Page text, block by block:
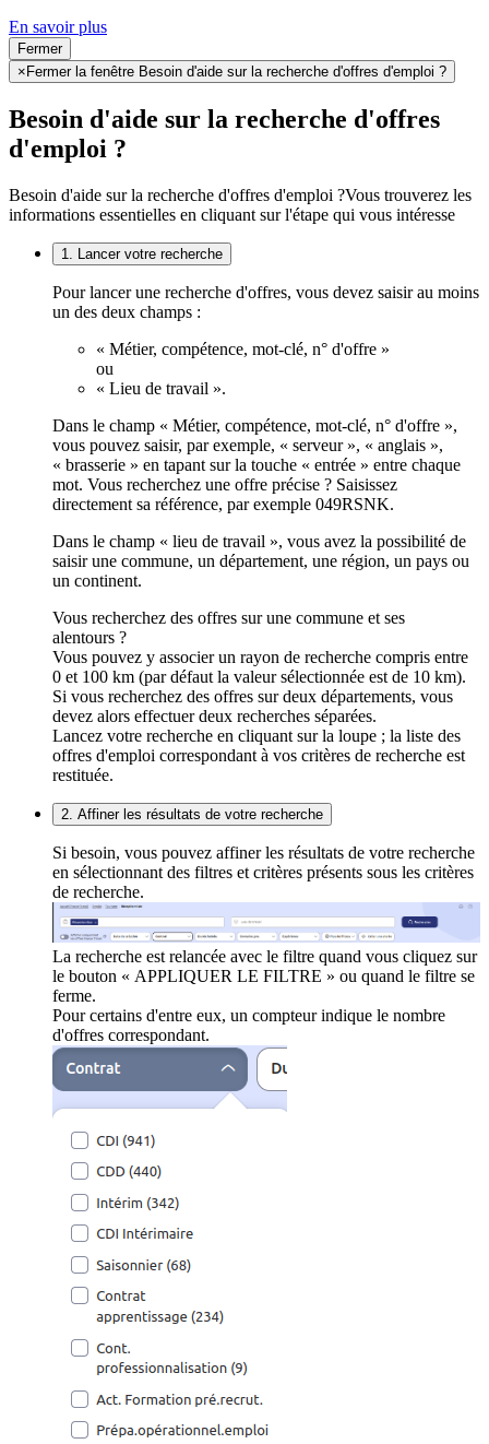
En savoir plus
Fermer
× Fermer la fenêtre Besoin d'aide sur la recherche d'offres d'emploi ?
Besoin d'aide sur la recherche d'offres
d'emploi ?
Besoin d'aide sur la recherche d'offres d'emploi ?Vous trouverez les
informations essentielles en cliquant sur l'étape qui vous intéresse
1. Lancer votre recherche
Pour lancer une recherche d'offres, vous devez saisir au moins
un des deux champs :
« Métier, compétence, mot-clé, n° d'offre »
ou
« Lieu de travail ».
Dans le champ « Métier, compétence, mot-clé, n° d'offre »,
vous pouvez saisir, par exemple, « serveur », « anglais »,
« brasserie » en tapant sur la touche « entrée » entre chaque
mot. Vous recherchez une offre précise ? Saisissez
directement sa référence, par exemple 049RSNK.
Dans le champ « lieu de travail », vous avez la possibilité de
saisir une commune, un département, une région, un pays ou
un continent.
Vous recherchez des offres sur une commune et ses
alentours ?
Vous pouvez y associer un rayon de recherche compris entre
0 et 100 km (par défaut la valeur sélectionnée est de 10 km).
Si vous recherchez des offres sur deux départements, vous
devez alors effectuer deux recherches séparées.
Lancez votre recherche en cliquant sur la loupe ; la liste des
offres d'emploi correspondant à vos critères de recherche est
restituée.
2. Affiner les résultats de votre recherche
Si besoin, vous pouvez affiner les résultats de votre recherche
en sélectionnant des filtres et critères présents sous les critères
de recherche.
La recherche est relancée avec le filtre quand vous cliquez sur
le bouton « APPLIQUER LE FILTRE » ou quand le filtre se
ferme.
Pour certains d'entre eux, un compteur indique le nombre
d'offres correspondant.